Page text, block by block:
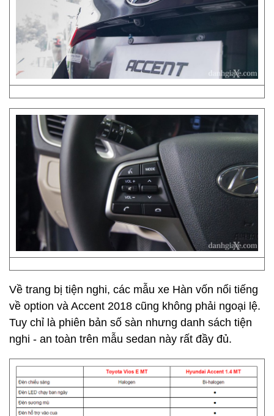
Về trang bị tiện nghi, các mẫu xe Hàn vốn nổi tiếng
về option và Accent 2018 cũng không phải ngoại lệ.
Tuy chỉ là phiên bản số sàn nhưng danh sách tiện
nghi - an toàn trên mẫu sedan này rất đầy đủ.